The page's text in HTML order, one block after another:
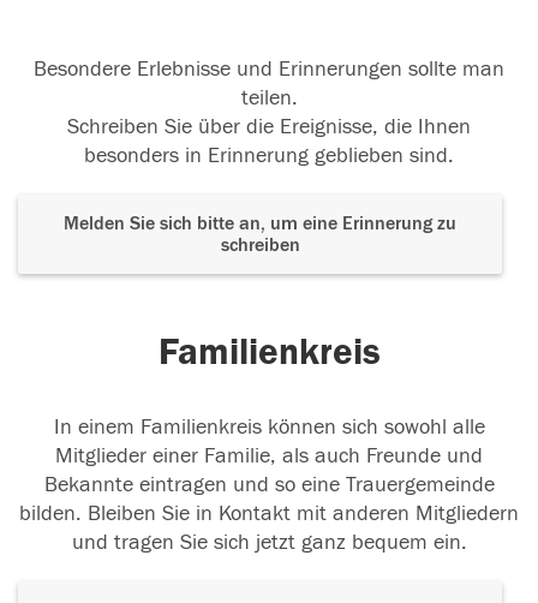
Besondere Erlebnisse und Erinnerungen sollte man
teilen.
Schreiben Sie über die Ereignisse, die Ihnen
besonders in Erinnerung geblieben sind.
Melden Sie sich bitte an, um eine Erinnerung zu
schreiben
Familienkreis
In einem Familienkreis können sich sowohl alle
Mitglieder einer Familie, als auch Freunde und
Bekannte eintragen und so eine Trauergemeinde
bilden. Bleiben Sie in Kontakt mit anderen Mitgliedern
und tragen Sie sich jetzt ganz bequem ein.